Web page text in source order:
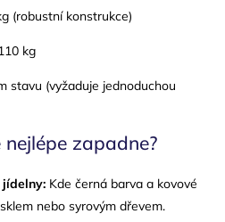
(robustní konstrukce)
kg
stavu (vyžaduje jednoduchou
zapadne?
Kde černá barva a kovové
nebo syrovým dřevem.